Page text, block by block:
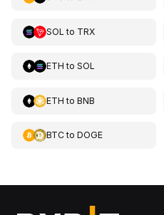
SOL to TRX
ETH to SOL
ETH to BNB
BTCto DOGE